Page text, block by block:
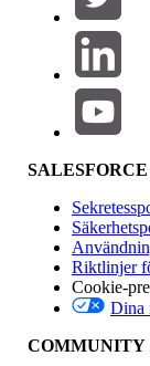
SALESFORCE
Riktlinjer
Cookie-
Dina
COMMUNITY